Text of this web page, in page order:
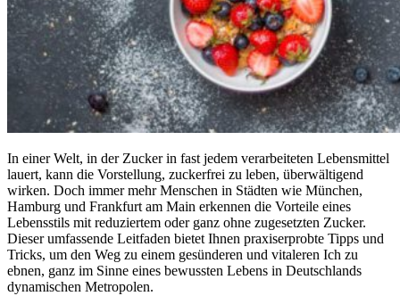
In einer Welt, in der Zucker in fast jedem verarbeiteten Lebensmittel
lauert, kann die Vorstellung, zuckerfrei zu leben, überwältigend
wirken. Doch immer mehr Menschen in Städten wie München,
Hamburg und Frankfurt am Main erkennen die Vorteile eines
Lebensstils mit reduziertem oder ganz ohne zugesetzten Zucker.
Dieser umfassende Leitfaden bietet Ihnen praxiserprobte Tipps und
Tricks, um den Weg zu einem gesünderen und vitaleren Ich zu
ebnen, ganz im Sinne eines bewussten Lebens in Deutschlands
dynamischen Metropolen.